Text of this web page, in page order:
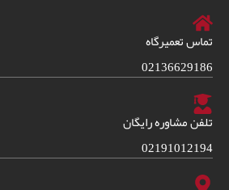
تماس تعمیرگاه
02136629186
تلفن مشاوره رایگان
02191012194